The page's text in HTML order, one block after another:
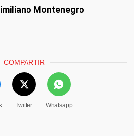
Montenegro
COMPARTIR
Twitter Whatsapp